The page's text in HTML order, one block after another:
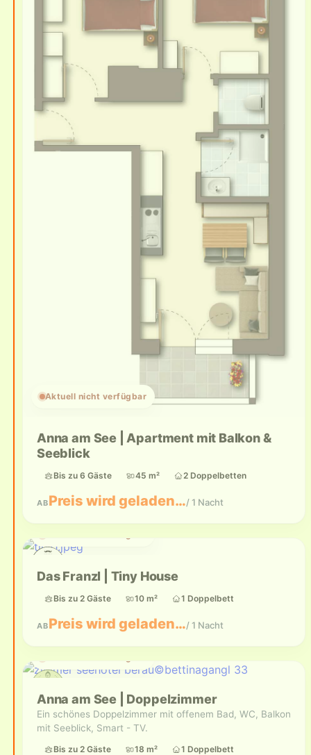
Aktuell nicht verfügbar
Anna am See | Apartment mit Balkon &
Seeblick
Bis zu 6 Gäste 45 m² 2 Doppelbetten
ABPreis wird geladen…/ 1 Nacht
Das Franzl | Tiny House
Bis zu 2 Gäste 10 m² 1 Doppelbett
ABPreis wird geladen…/ 1 Nacht
Anna am See | Doppelzimmer
Ein schönes Doppelzimmer mit offenem Bad, WC, Balkon
mit Seeblick, Smart - TV.
Bis zu 2 Gäste 18 m² 1 Doppelbett